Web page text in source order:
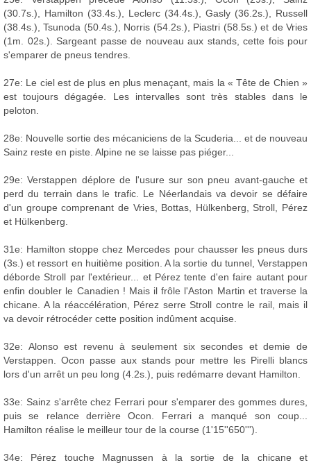
(30.7s.), Hamilton (33.4s.), Leclerc (34.4s.), Gasly (36.2s.), Russell
(38.4s.), Tsunoda (50.4s.), Norris (54.2s.), Piastri (58.5s.) et de Vries
(1m. 02s.). Sargeant passe de nouveau aux stands, cette fois pour
s'emparer de pneus tendres.
27e: Le ciel est de plus en plus menaçant, mais la « Tête de Chien »
est toujours dégagée. Les intervalles sont très stables dans le
peloton.
28e: Nouvelle sortie des mécaniciens de la Scuderia... et de nouveau
Sainz reste en piste. Alpine ne se laisse pas piéger...
29e: Verstappen déplore de l'usure sur son pneu avant-gauche et
perd du terrain dans le trafic. Le Néerlandais va devoir se défaire
d'un groupe comprenant de Vries, Bottas, Hülkenberg, Stroll, Pérez
et Hülkenberg.
31e: Hamilton stoppe chez Mercedes pour chausser les pneus durs
(3s.) et ressort en huitième position. A la sortie du tunnel, Verstappen
déborde Stroll par l'extérieur... et Pérez tente d'en faire autant pour
enfin doubler le Canadien ! Mais il frôle l'Aston Martin et traverse la
chicane. A la réaccélération, Pérez serre Stroll contre le rail, mais il
va devoir rétrocéder cette position indûment acquise.
32e: Alonso est revenu à seulement six secondes et demie de
Verstappen. Ocon passe aux stands pour mettre les Pirelli blancs
lors d'un arrêt un peu long (4.2s.), puis redémarre devant Hamilton.
33e: Sainz s'arrête chez Ferrari pour s'emparer des gommes dures,
puis se relance derrière Ocon. Ferrari a manqué son coup...
Hamilton réalise le meilleur tour de la course (1'15''650''').
34e: Pérez touche Magnussen à la sortie de la chicane et